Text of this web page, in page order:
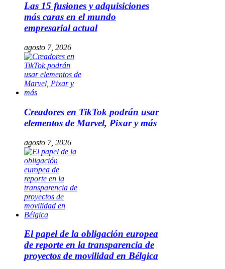
Las 15 fusiones y adquisiciones
más caras en el mundo
empresarial actual
agosto 7, 2026
Creadores en TikTok podrán usar
elementos de Marvel, Pixar y más
agosto 7, 2026
El papel de la obligación europea
de reporte en la transparencia de
proyectos de movilidad en Bélgica